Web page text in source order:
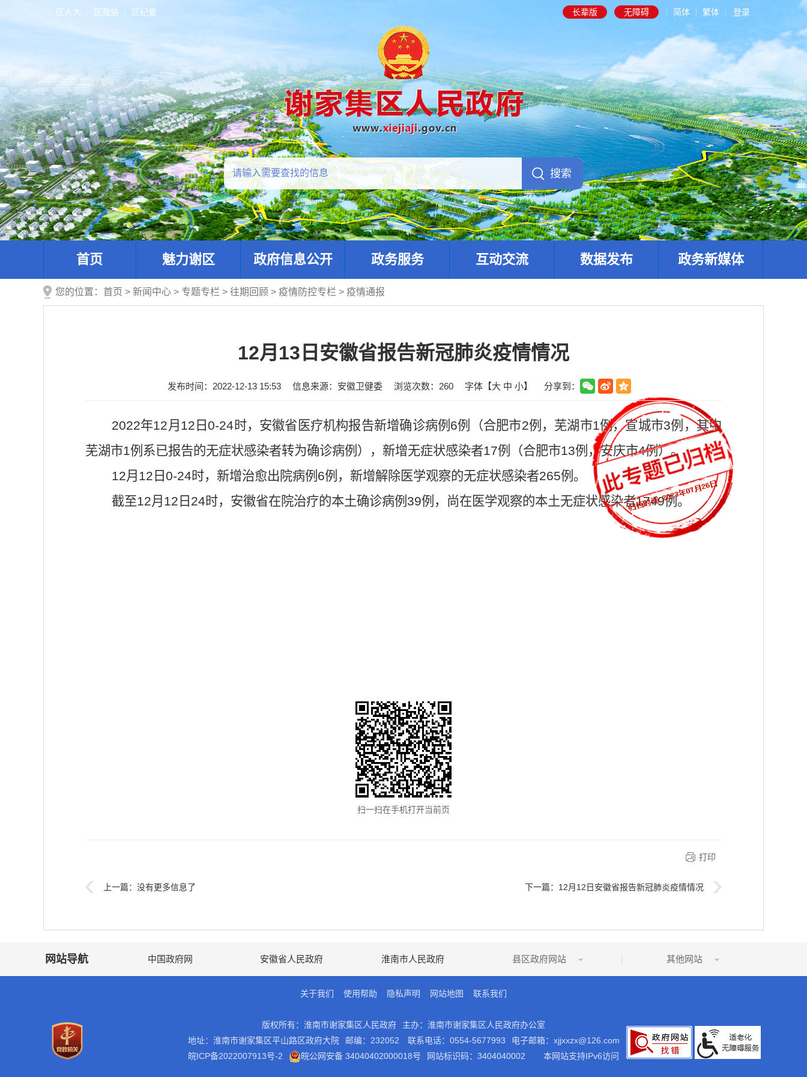
区人大 区政协 区纪委 长辈版 无障碍 简体 繁体 登录
首页 魅力谢区 政府信息公开 政务服务 互动交流 数据发布 政务新媒体
您的位置： 首页 > 新闻中心 > 专题专栏 > 往期回顾 > 疫情防控专栏 > 疫情通报
12月13日安徽省报告新冠肺炎疫情情况
发布时间：2022-12-13 15:53 信息来源：安徽卫健委 浏览次数： 260 字体【大 中 小】 分享到：
2022年12月12日0-24时，安徽省医疗机构报告新增确诊病例6例（合肥市2例，芜湖市1例，宣城市3例，其中
芜湖市1例系已报告的无症状感染者转为确诊病例），新增无症状感染者17例（合肥市13例，安庆市4例）。
12月12日0-24时，新增治愈出院病例6例，新增解除医学观察的无症状感染者265例。
截至12月12日24时，安徽省在院治疗的本土确诊病例39例，尚在医学观察的本土无症状感染者1749例。
扫一扫在手机打开当前页
打印
上一篇： 没有更多信息了 下一篇： 12月12日安徽省报告新冠肺炎疫情情况
网站导航 中国政府网 安徽省人民政府 淮南市人民政府 县区政府网站 其他网站
关于我们 使用帮助 隐私声明 网站地图 联系我们
版权所有：淮南市谢家集区人民政府
主办：淮南市谢家集区人民政府办公室
地址：淮南市谢家集区平山路区政府大院
邮编：232052 联系电话：0554-5677993
电子邮箱：xjjxxzx@126.com
皖ICP备2022007913号-2
皖公网安备 34040402000018号 网站标识码：3404040002 本网站支持IPv6访问